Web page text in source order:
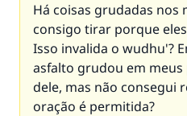
Há coisas grudadas nos
consigo tirar porque
Isso invalida o wudhu'?
asfalto grudou em
dele, mas não consegui
oração é permitida?